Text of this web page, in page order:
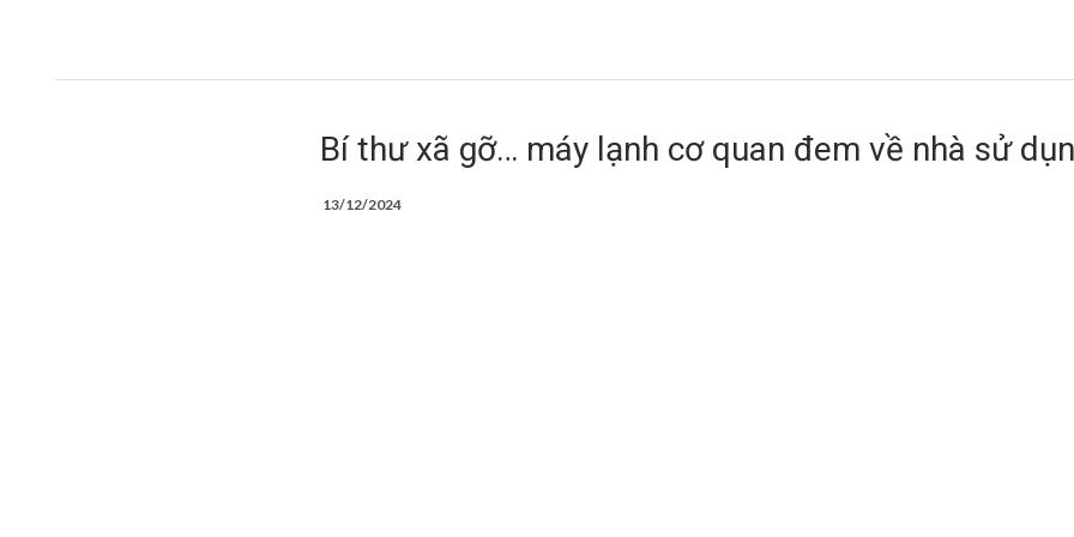
Bí thư xã gỡ… máy lạnh cơ quan đem về nhà sử
13/12/2024